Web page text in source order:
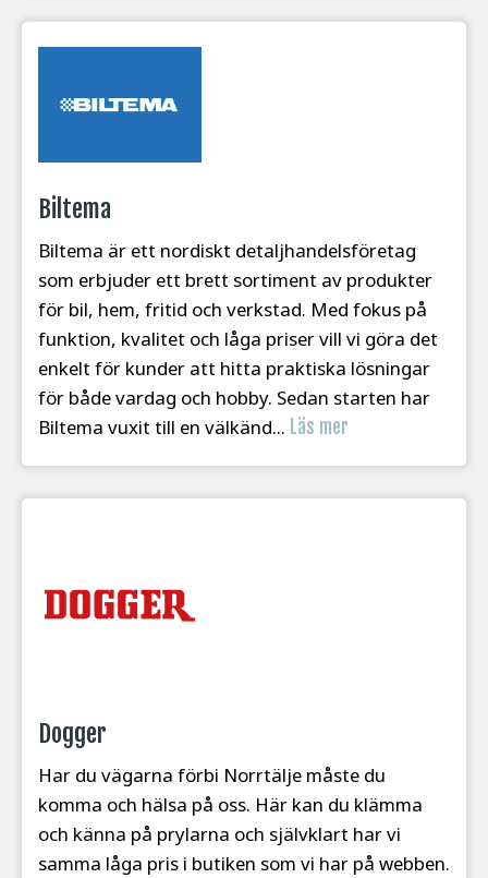
Biltema
Biltema är ett nordiskt detaljhandelsföretag
som erbjuder ett brett sortiment av produkter
för bil, hem, fritid och verkstad. Med fokus på
funktion, kvalitet och låga priser vill vi göra det
enkelt för kunder att hitta praktiska lösningar
för både vardag och hobby. Sedan starten har
Biltema vuxit till en välkänd... Läs mer
Dogger
Har du vägarna förbi Norrtälje måste du
komma och hälsa på oss. Här kan du klämma
och känna på prylarna och självklart har vi
samma låga pris i butiken som vi har på webben.